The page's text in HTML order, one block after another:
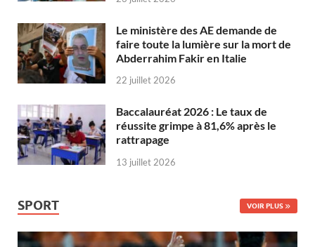
Le ministère des AE demande de
faire toute la lumière sur la mort de
Abderrahim Fakir en Italie
22 juillet 2026
Baccalauréat 2026 : Le taux de
réussite grimpe à 81,6% après le
rattrapage
13 juillet 2026
SPORT VOIR PLUS